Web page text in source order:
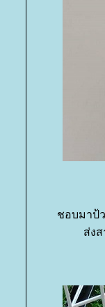
ชอบมาป้
ส่ง